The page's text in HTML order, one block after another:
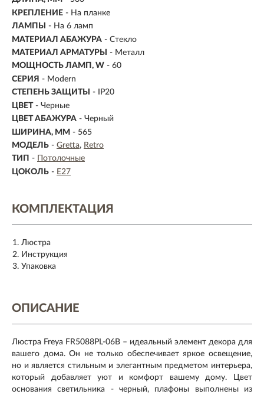
КРЕПЛЕНИЕ - На планке
ЛАМПЫ
- На 6 ламп
МАТЕРИАЛ АБАЖУРА - Стекло
МАТЕРИАЛ АРМАТУРЫ
- Металл
МОЩНОСТЬ ЛАМП, W - 60
СЕРИЯ - Modern
СТЕПЕНЬ ЗАЩИТЫ
- IP20
ЦВЕТ - Черные
ЦВЕТ АБАЖУРА - Черный
ШИРИНА, ММ - 565
МОДЕЛЬ - Gretta
Retro
ТИП -
Потолочные
ЦОКОЛЬ - E27
КОМПЛЕКТАЦИЯ
Люстра
Инструкция
Упаковка
ОПИСАНИЕ
Люстра Freya FR5088PL-06B – идеальный элемент декора для
вашего дома. Он не только обеспечивает яркое освещение,
но и является стильным и элегантным предметом интерьера,
который добавляет уют и комфорт вашему дому. Цвет
основания светильника - черный, плафоны выполнены из